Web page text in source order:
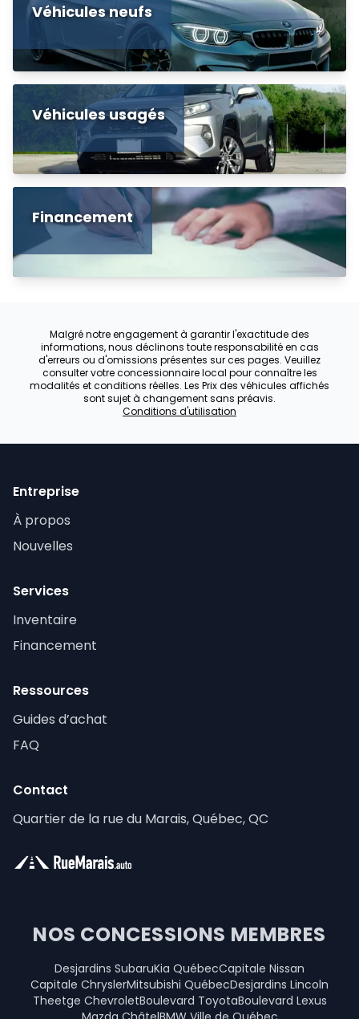
Véhicules neufs
Véhicules usagés
Financement
Malgré notre engagement à garantir l'exactitude des
informations, nous déclinons toute responsabilité en cas
d'erreurs ou d'omissions présentes sur ces pages. Veuillez
consulter votre concessionnaire local pour connaître les
modalités et conditions réelles. Les Prix des véhicules affichés
sont sujet à changement sans préavis.
Conditions d'utilisation
Entreprise
À propos
Nouvelles
Services
Inventaire
Financement
Ressources
Guides d’achat
FAQ
Contact
Quartier de la rue du Marais, Québec, QC
NOS CONCESSIONS MEMBRES
Desjardins SubaruKia QuébecCapitale Nissan
Capitale ChryslerMitsubishi QuébecDesjardins Lincoln
Theetge ChevroletBoulevard ToyotaBoulevard Lexus